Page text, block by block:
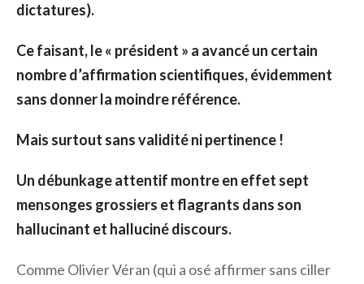
dictatures).
Ce faisant, le « président » a avancé un certain
nombre d’affirmation scientifiques, évidemment
sans donner la moindre référence.
Mais surtout sans validité ni pertinence !
Un débunkage attentif montre en effet sept
mensonges grossiers et flagrants dans son
hallucinant et halluciné discours.
Comme Olivier Véran (qui a osé affirmer sans ciller